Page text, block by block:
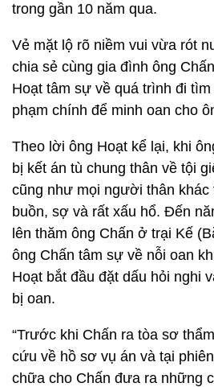
trong gần 10 năm qua.
Vẻ mặt lộ rõ niềm vui vừa rót
chia sẻ cùng gia đình ông
Hoạt tâm sự về quá trình đi
phạm chính để minh oan cho
Theo lời ông Hoạt kể lại, khi
bị kết án tù chung thân về tội
cũng như mọi người thân
buồn, sợ và rất xấu hổ. Đến
lên thăm ông Chấn ở trại Kế
ông Chấn tâm sự về nỗi oan
Hoạt bắt đầu đặt dấu hỏi nghi
bị oan.
“Trước khi Chấn ra tòa sơ
cứu về hồ sơ vụ án và tại
chữa cho Chấn đưa ra những